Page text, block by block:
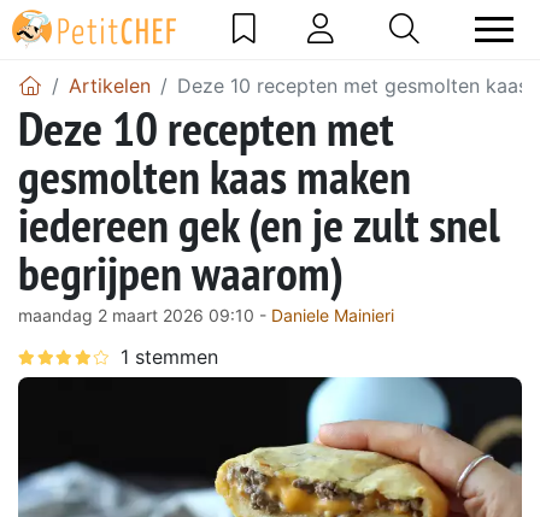
Artikelen Deze 10 recepten met gesmolten
Deze 10 recepten met
gesmolten kaas maken
iedereen gek (en je zult snel
begrijpen waarom)
maandag 2 maart 2026 09:10 - Daniele Mainieri